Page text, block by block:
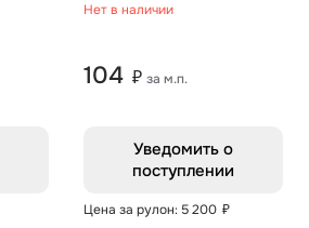
Нет в наличии
104 ₽ за м.п.
Уведомить о
поступлении
Цена за рулон: 5 200 ₽